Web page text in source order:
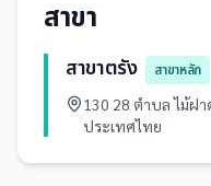
สาขา
สาขาตรัง
สาขาหลัก
130 28 ตำบล ไม้ฝา
ประเทศไทย